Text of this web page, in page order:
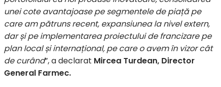
unei cote avantajoase pe segmentele de piață pe
care am pătruns recent, expansiunea la nivel extern,
dar și pe implementarea proiectului de francizare pe
plan local și internațional, pe care o avem în vizor cât
de curând”, a declarat Mircea Turdean, Director
General Farmec.